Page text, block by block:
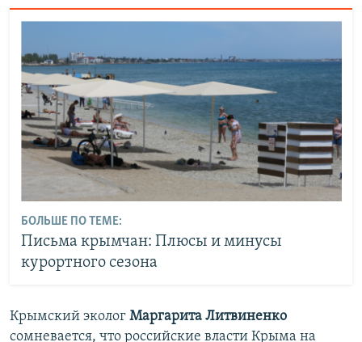
БОЛЬШЕ ПО ТЕМЕ:
Письма крымчан: Плюсы и минусы
курортного сезона
Крымский эколог Маргарита Литвиненко
сомневается, что российские власти Крыма на